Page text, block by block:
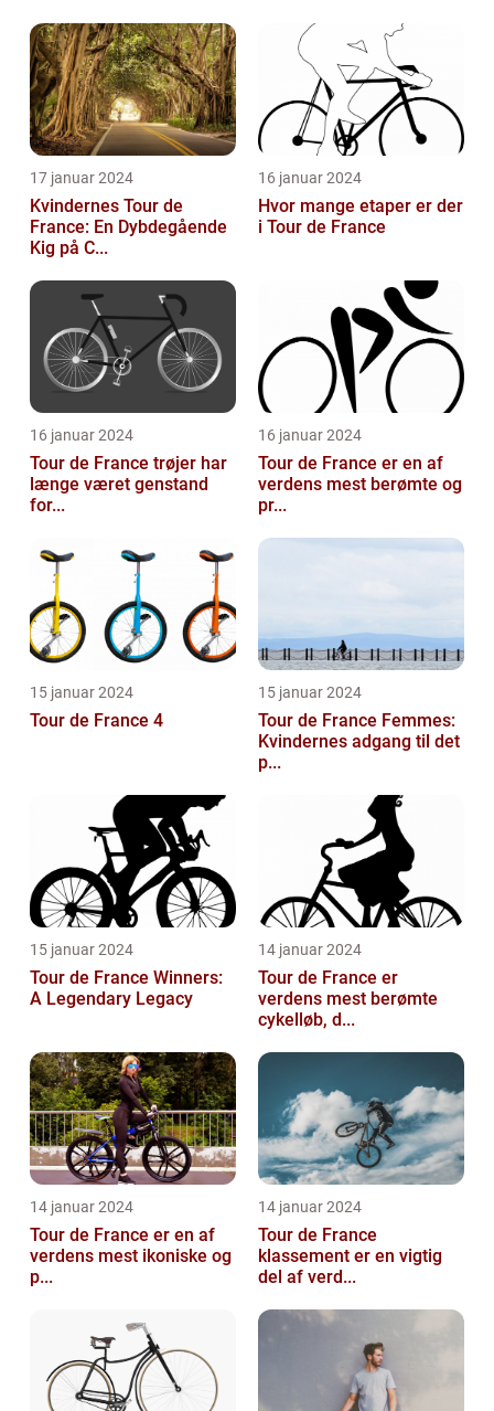
17 januar 2024
Kvindernes Tour de
France: En Dybdegående
Kig på C...
16 januar 2024
Hvor mange etaper er der
i Tour de France
16 januar 2024
Tour de France trøjer har
længe været genstand
for...
16 januar 2024
Tour de France er en af
verdens mest berømte og
pr...
15 januar 2024
Tour de France 4
15 januar 2024
Tour de France Femmes:
Kvindernes adgang til det
p...
15 januar 2024
Tour de France Winners:
A Legendary Legacy
14 januar 2024
Tour de France er
verdens mest berømte
cykelløb, d...
14 januar 2024
Tour de France er en af
verdens mest ikoniske og
p...
14 januar 2024
Tour de France
klassement er en vigtig
del af verd...